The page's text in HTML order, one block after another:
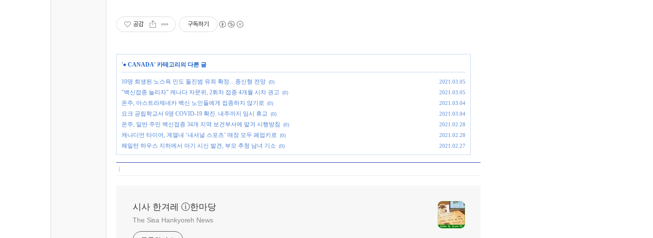
공감 구독하기
'● CANADA' 카테고리의 다른 글
10명 희생된 노스욕 인도 돌진범 유죄 확정…종신형 전망 (0) 2021.03.05
"백신접종 늘리자" 캐나다 자문위, 2회차 접종 4개월 시차 권고 (0) 2021.03.05
온주, 아스트라제네카 백신 노인들에게 접종하지 않기로 (0) 2021.03.04
요크 공립학교서 6명 COVID-19 확진. 내주까지 임시 휴교 (0) 2021.03.04
온주, 일반 주민 백신접종 34개 지역 보건부서에 맡겨 시행방침 (0) 2021.02.28
캐나디언 타이어, 계열내 ‘내셔널 스포츠’ 매장 모두 폐업키로 (0) 2021.02.28
해밀턴 하우스 지하에서 아기 시신 발견, 부모 추청 남녀 기소 (0) 2021.02.27
시사 한겨레 ⓘ한마당
The Sisa Hankyoreh News